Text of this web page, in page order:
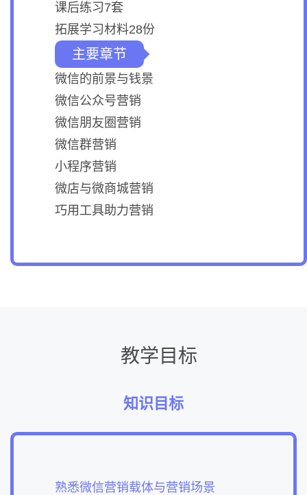
课后练习7套
拓展学习材料28份
主要章节
微信的前景与钱景
微信公众号营销
微信朋友圈营销
微信群营销
小程序营销
微店与微商城营销
巧用工具助力营销
教学目标
知识目标
熟悉微信营销载体与营销场景